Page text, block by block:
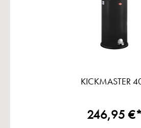
KICKMASTER
246,95 €*